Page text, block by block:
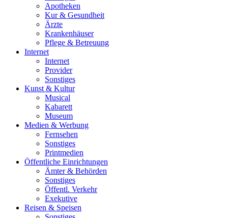
Apotheken
Kur & Gesundheit
Ärzte
Krankenhäuser
Pflege & Betreuung
Internet
Internet
Provider
Sonstiges
Kunst & Kultur
Musical
Kabarett
Museum
Medien & Werbung
Fernsehen
Sonstiges
Printmedien
Öffentliche Einrichtungen
Ämter & Behörden
Sonstiges
Öffentl. Verkehr
Exekutive
Reisen & Speisen